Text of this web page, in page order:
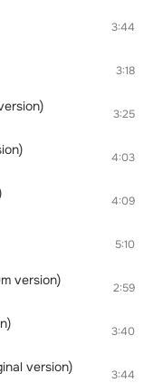
3:44
3:18
3:25
4:03
4:09
5:10
version) 2:59
3:40
version) 3:44